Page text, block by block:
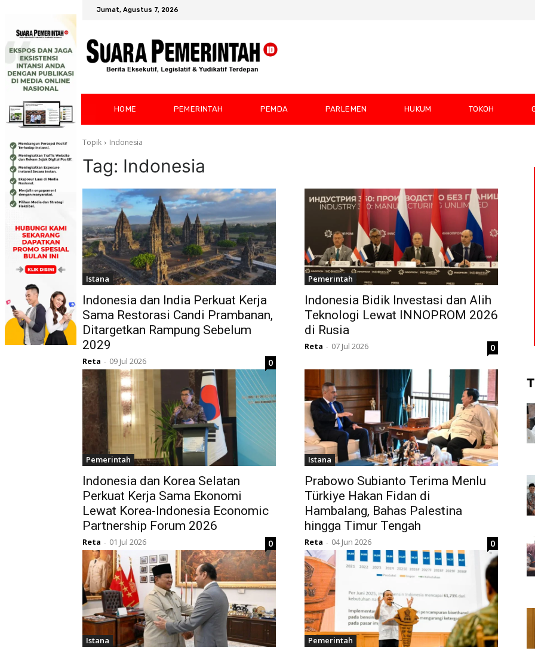
Jumat, Agustus 7, 2026
HOME PEMERINTAH PEMDA PARLEMEN HUKUM TOKOH
Topik Indonesia
Tag: Indonesia
Istana
Indonesia dan India Perkuat Kerja
Sama Restorasi Candi Prambanan,
Ditargetkan Rampung Sebelum
2029
Reta - 09 Jul 2026 0
Pemerintah
Indonesia Bidik Investasi dan Alih
Teknologi Lewat INNOPROM 2026
di Rusia
Reta - 07 Jul 2026 0
Pemerintah
Indonesia dan Korea Selatan
Perkuat Kerja Sama Ekonomi
Lewat Korea-Indonesia Economic
Partnership Forum 2026
Reta - 01 Jul 2026 0
Istana
Prabowo Subianto Terima Menlu
Türkiye Hakan Fidan di
Hambalang, Bahas Palestina
hingga Timur Tengah
Reta - 04 Jun 2026 0
Istana Pemerintah